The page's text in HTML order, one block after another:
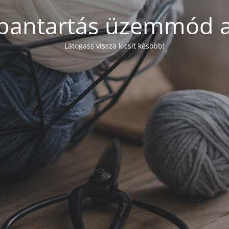
üzemmód
Látogass vissza kicsit késöbb!